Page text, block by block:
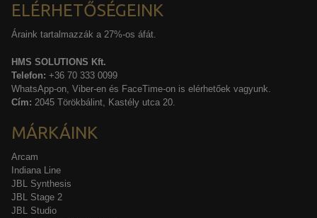
ELÉRHETŐSÉGEINK
Áraink tartalmazzák a 27%-os áfát.
HMS SOLUTIONS Kft.
Telefon: +36 70 333 0099
WhatsApp-on, Viber-en és FaceTime-on is elérhetőek vagyunk.
Cím: 2045 Törökbálint, Kastély utca 20.
MÁRKÁINK
Arcam
Indiana Line
JBL Synthesis
JBL Stage 2
JBL Studio